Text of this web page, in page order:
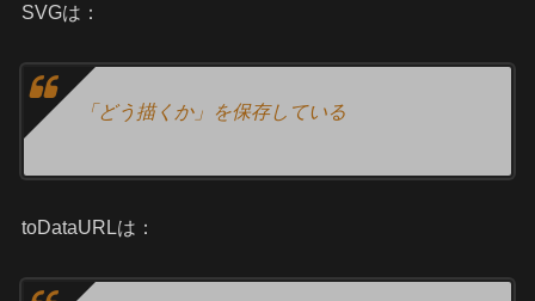
SVGは：
「どう描くか」を保存している
toDataURLは：